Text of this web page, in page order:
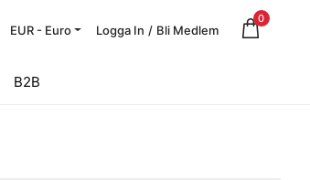
EUR - Euro Logga In / Bli Medlem
0
B2B